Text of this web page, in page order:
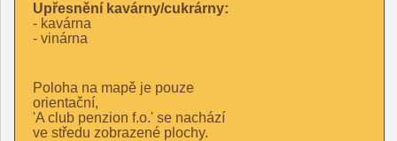
Upřesnění kavárny/cukrárny:
- kavárna
- vinárna
Poloha na mapě je pouze
orientační,
'A club penzion f.o.' se nachází
ve středu zobrazené plochy.